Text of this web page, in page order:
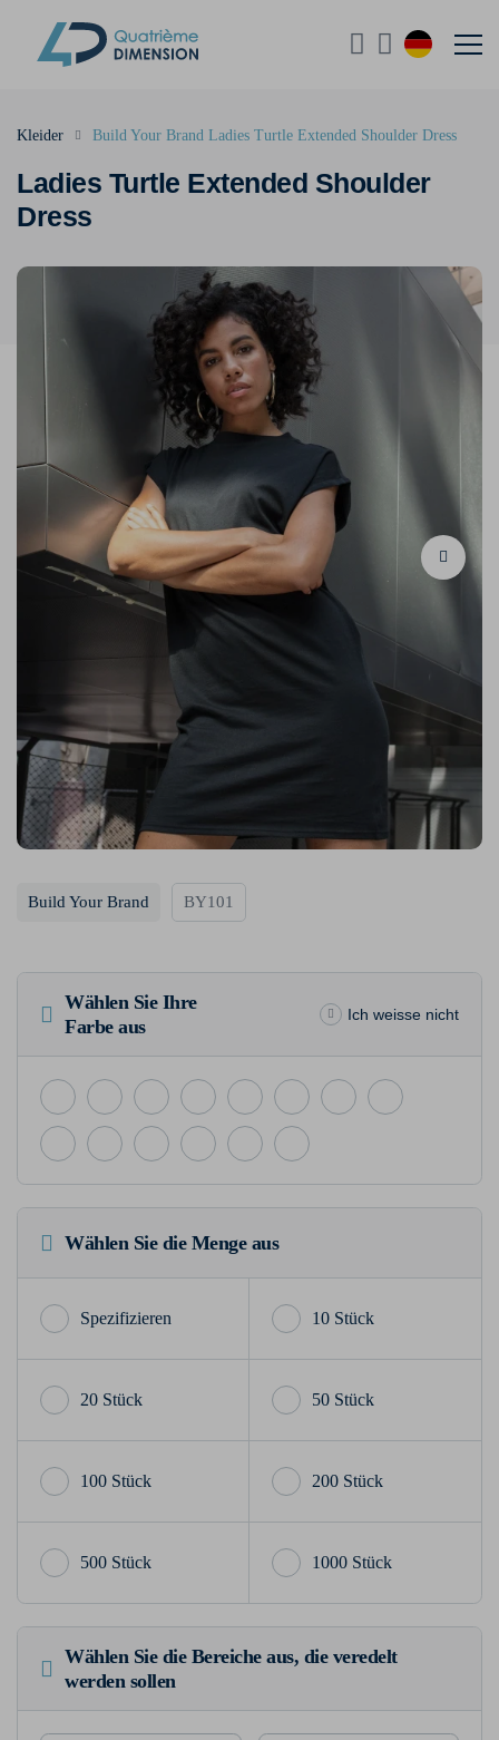
Ladies Turtle Extended Shoulder
Dress
Kleider Build Your Brand Ladies Turtle Extended Shoulder Dress
Build Your Brand BY101
Wählen Sie Ihre
Farbe aus
Ich weisse nicht
Wählen Sie die Menge aus
10 Stück
20 Stück 50 Stück
100 Stück 200 Stück
500 Stück 1000 Stück
Wählen Sie die Bereiche aus, die veredelt
werden sollen